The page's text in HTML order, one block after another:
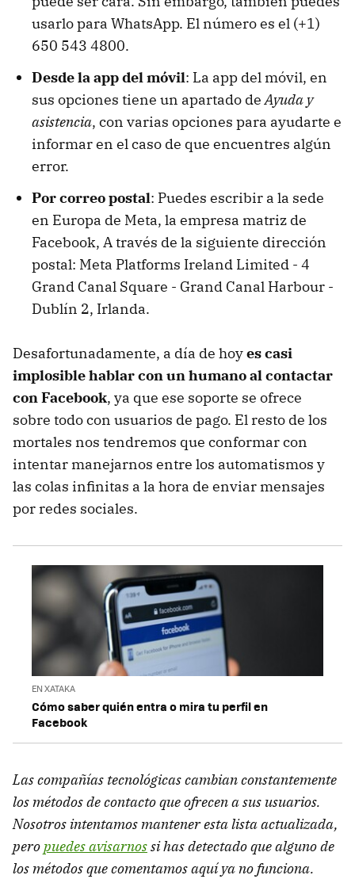
usarlo para WhatsApp. El número es el (+1)
650 543 4800.
Desde la app del móvil: La app del móvil, en
sus opciones tiene un apartado deAyuda y
asistencia, con varias opciones para ayudarte e
informar en el caso de que encuentres algún
error.
Por correo postal: Puedes escribir a la sede
en Europa de Meta, la empresa matriz de
Facebook, A través de la siguiente dirección
postal: Meta Platforms Ireland Limited - 4
Grand Canal Square - Grand Canal Harbour -
Dublín 2, Irlanda.
Desafortunadamente, a día de hoyes casi
implosible hablar con un humano al contactar
con Facebook, ya que ese soporte se ofrece
sobre todo con usuarios de pago. El resto de los
mortales nos tendremos que conformar con
intentar manejarnos entre los automatismos y
las colas infinitas a la hora de enviar mensajes
por redes sociales.
EN XATAKA
Cómo saber quién entra o mira tu perfil en
Facebook
Las compañías tecnológicas cambian constantemente
los métodos de contacto que ofrecen a sus usuarios.
Nosotros intentamos mantener esta lista actualizada,
peropuedes avisarnossi has detectado que alguno de
los métodos que comentamos aquí ya no funciona.